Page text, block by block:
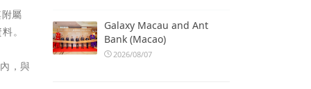
屬
。
，與
Galaxy Macau and Ant
Bank (Macao)
2026/08/07